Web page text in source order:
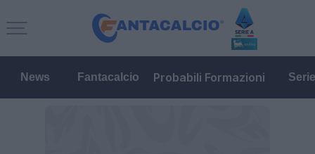
News Fantacalcio Probabili Formazioni